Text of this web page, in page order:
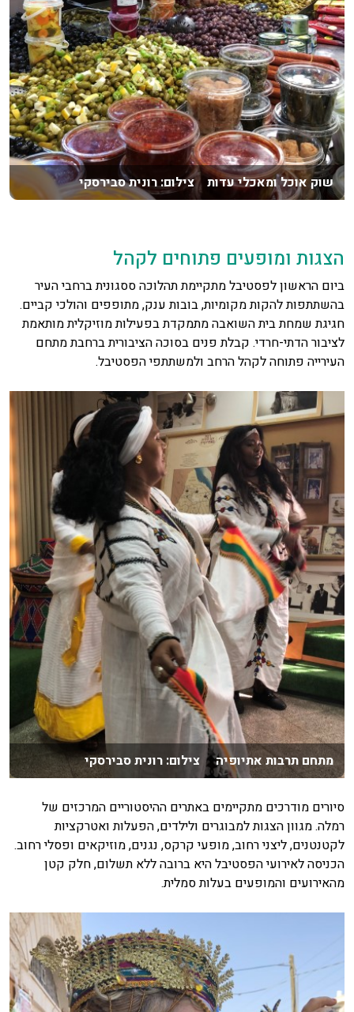
שוק אוכל ומאכלי עדות צילום: רונית סבירסקי
הצגות ומופעים פתוחים לקהל
ביום הראשון לפסטיבל מתקיימת תהלוכה ססגונית ברחבי העיר
בהשתתפות להקות מקומיות, בובות ענק, מתופפים והולכי קביים.
חגיגת שמחת בית השואבה מתמקדת בפעילות מוזיקלית מותאמת
לציבור הדתי-חרדי. קבלת פנים בסוכה הציבורית ברחבת מתחם
העירייה פתוחה לקהל הרחב ולמשתתפי הפסטיבל.
מתחם תרבות אתיופיה צילום: רונית סבירסקי
סיורים מודרכים מתקיימים באתרים ההיסטוריים המרכזים של
רמלה. מגוון הצגות למבוגרים ולילדים, הפעלות ואטרקציות
לקטנטנים, ליצני רחוב, מופעי קרקס, נגנים, מוזיקאים ופסלי רחוב.
הכניסה לאירועי הפסטיבל היא ברובה ללא תשלום, חלק קטן
מהאירועים והמופעים בעלות סמלית.